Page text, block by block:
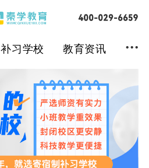
补习学校 教育资讯 ...